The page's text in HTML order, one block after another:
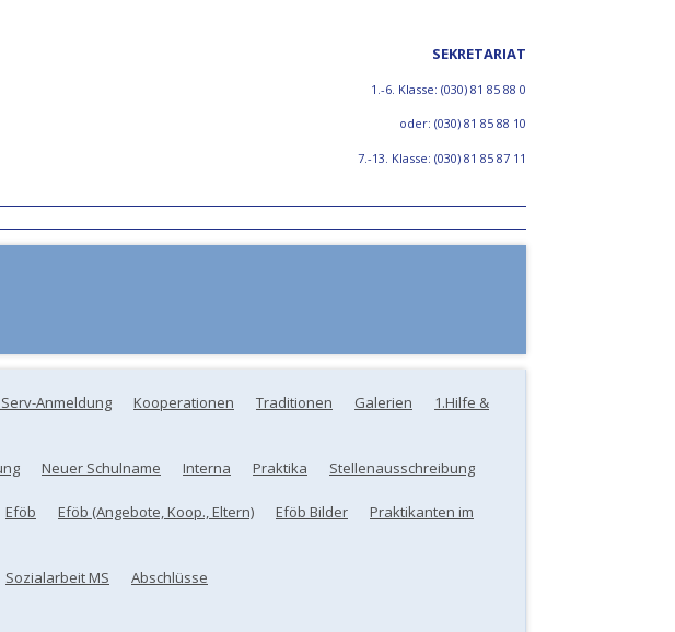
SEKRETARIAT
1.-6. Klasse: (030) 81 85 88 0
oder: (030) 81 85 88 10
7.-13. Klasse: (030) 81 85 87 11
Anmeldung Kooperationen Traditionen Galerien
1.Hilfe &
Neuer Schulname Interna Praktika
Stellenausschreibung
Eföb Eföb (Angebote, Koop., Eltern) Eföb Bilder
Praktikanten im
Sozialarbeit MS
Abschlüsse